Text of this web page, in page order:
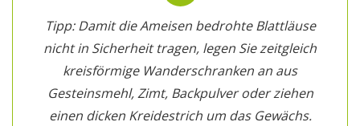
Tipp: Damit die Ameisen bedrohte Blattläuse
nicht in Sicherheit tragen, legen Sie zeitgleich
kreisförmige Wanderschranken an aus
Gesteinsmehl, Zimt, Backpulver oder ziehen
einen dicken Kreidestrich um das Gewächs.